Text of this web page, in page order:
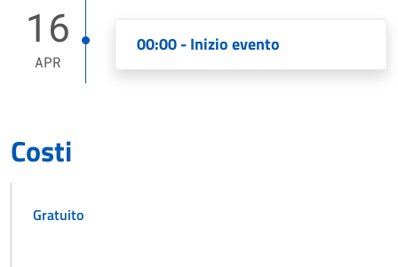
16
APR
00:00 - Inizio evento
Costi
Gratuito